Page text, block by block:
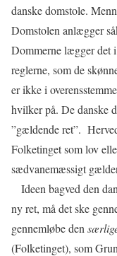
danske domstole.
Domstolen anlægger
Dommerne lægger det
reglerne, som de
er ikke i
hvilker på. De danske
”gældende ret”.
Folketinget som lov
sædvanemæssigt
Ideen bagved den
ny ret, må det ske
gennemløbe den
(Folketinget), som